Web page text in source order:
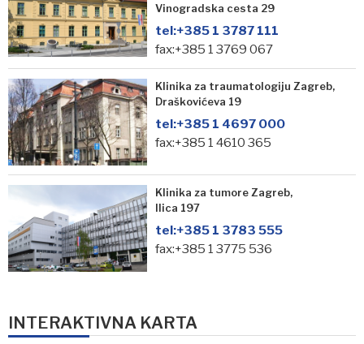
Vinogradska cesta 29
tel:+385 1 3787 111
fax:+385 1 3769 067
Klinika za traumatologiju Zagreb,
Draškovićeva 19
tel:+385 1 4697 000
fax:+385 1 4610 365
Klinika za tumore Zagreb,
Ilica 197
tel:+385 1 3783 555
fax:+385 1 3775 536
INTERAKTIVNA KARTA